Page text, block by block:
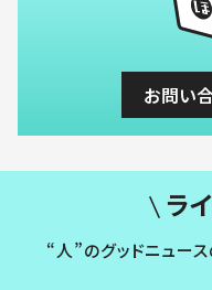
お問い
ラ
“人”のグッドニュー